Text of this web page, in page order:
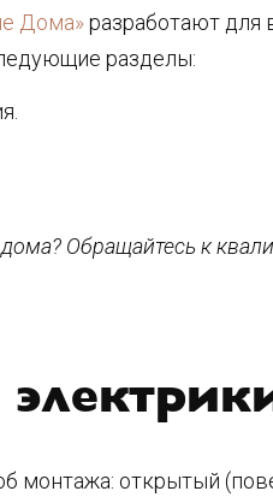
Дома»разработают для
разделы:
дома? Обращайтесь к
монтажа: открытый